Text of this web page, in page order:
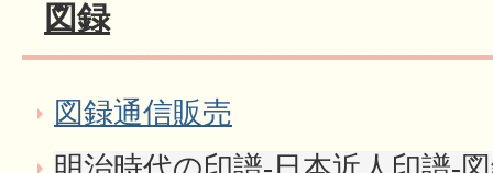
図録
図録通信販売